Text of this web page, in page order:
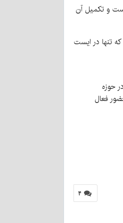
و تکمیل آن
تنها در ایست
حوزه
فعال
۴